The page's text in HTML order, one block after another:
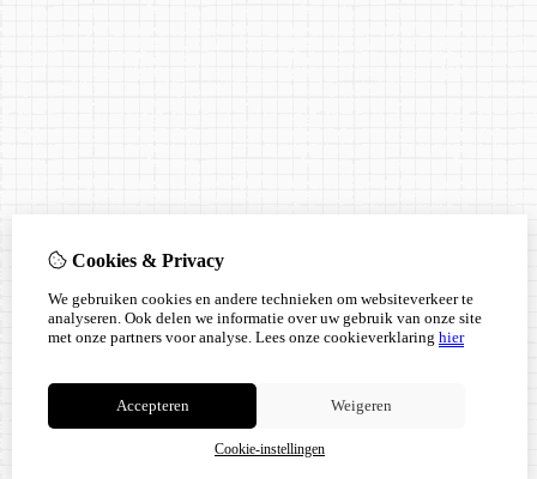
Cookies & Privacy
We gebruiken cookies en andere technieken om websiteverkeer te
analyseren. Ook delen we informatie over uw gebruik van onze site
met onze partners voor analyse. Lees onze cookieverklaring hier
Accepteren Weigeren
Cookie-instellingen